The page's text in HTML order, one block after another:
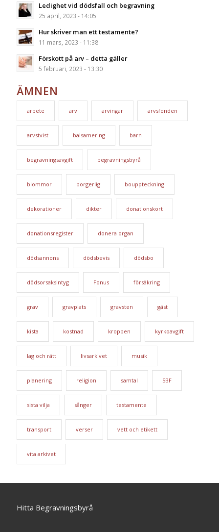
Ledighet vid dödsfall och begravning
25 april, 2023 - 14:05
Hur skriver man ett testamente?
11 mars, 2023 - 11:38
Förskott på arv – detta gäller
5 februari, 2023 - 13:30
ÄMNEN
arbete arv arvingar arvsfonden
arvstvist balsamering barn
begravningsavgift begravningsbyrå
blommor borgerlig bouppteckning
dekorationer dikter donationskort
donationsregister donera organ
dödsannons dödsbevis dödsbo
dödsorsaksintyg Fonus försäkring
grav gravplats gravsten gäst
kista kostnad kroppen kyrkoavgift
lag och rätt livsarkivet musik
planering religion samtal SBF
sista vilja sånger testamente
transport verser vett och etikett
vita arkivet
Hitta Begravningsbyrå